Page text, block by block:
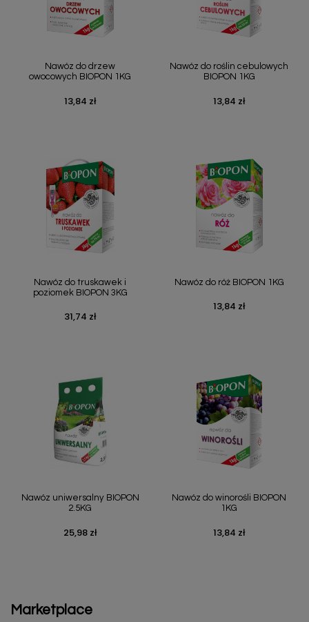
Nawóz do drzew
owocowych BIOPON 1KG
Cena
13,84 zł
Nawóz do roślin cebulowych
BIOPON 1KG
Cena
13,84 zł
Nawóz do truskawek i
poziomek BIOPON 3KG
Cena
31,74 zł
Nawóz do róż BIOPON 1KG
Cena
13,84 zł
Nawóz uniwersalny BIOPON
2.5KG
Cena
25,98 zł
Nawóz do winorośli BIOPON
1KG
Cena
13,84 zł
Marketplace